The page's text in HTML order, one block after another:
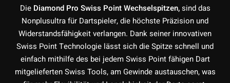
Die Diamond Pro Swiss Point Wechselspitzen,sind das
Nonplusultra für Dartspieler, die höchste Präzision und
Widerstandsfähigkeit verlangen. Dank seiner innovativen
Swiss Point Technologie lässt sich die Spitze schnell und
einfach mithilfe des bei jedem Swiss Point fähigen Dart
mitgelieferten Swiss Tools, am Gewinde austauschen, was